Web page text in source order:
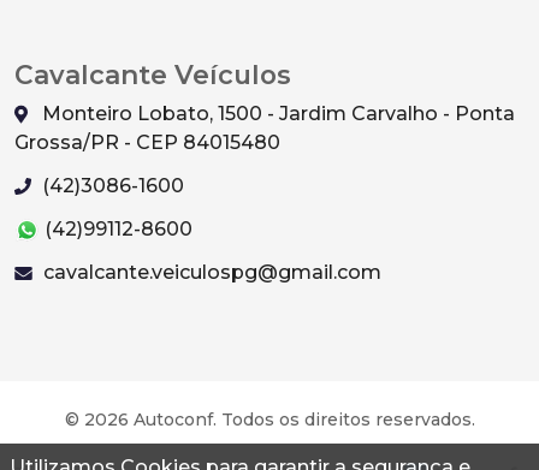
Cavalcante Veículos
Monteiro Lobato, 1500 - Jardim Carvalho - Ponta
Grossa/PR - CEP 84015480
(42)3086-1600
(42)99112-8600
cavalcante.veiculospg@gmail.com
© 2026 Autoconf. Todos os direitos reservados.